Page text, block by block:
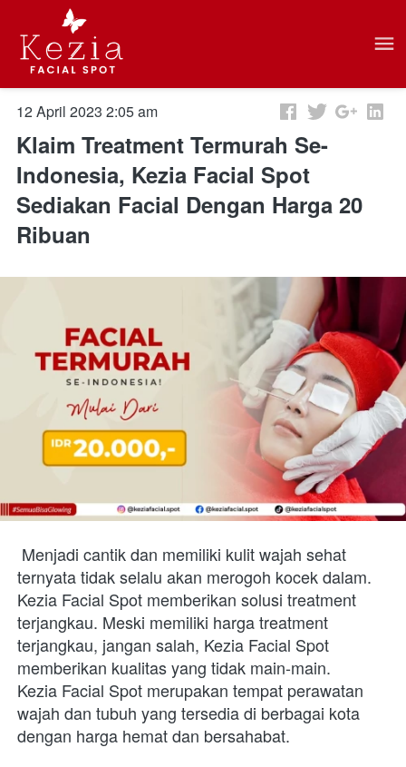
12 April 2023 2:05 am
Klaim Treatment Termurah Se-
Indonesia, Kezia Facial Spot
Sediakan Facial Dengan Harga 20
Ribuan
Menjadi cantik dan memiliki kulit wajah sehat
ternyata tidak selalu akan merogoh kocek dalam.
Kezia Facial Spot memberikan solusi treatment
terjangkau. Meski memiliki harga treatment
terjangkau, jangan salah, Kezia Facial Spot
memberikan kualitas yang tidak main-main.
Kezia Facial Spot merupakan tempat perawatan
wajah dan tubuh yang tersedia di berbagai kota
dengan harga hemat dan bersahabat.